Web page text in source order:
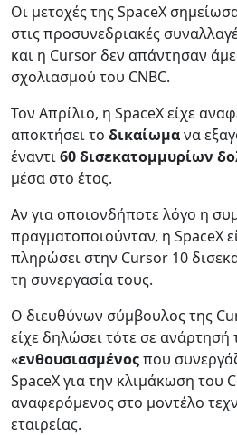
Οι μετοχές της SpaceX
στις προσυνεδριακές
και η Cursor δεν απάντησαν
σχολιασμού του CNBC.
Τον Απρίλιο, η SpaceX είχε
αποκτήσει το δικαίωμανα
έναντι60 δισεκατομμυρίων
μέσα στο έτος.
Αν για οποιονδήποτε λόγο η
πραγματοποιούνταν, η SpaceX
πληρώσει στην Cursor 10
τη συνεργασία τους.
Ο διευθύνων σύμβουλος της
είχε δηλώσει τότε σε ανάρτησή
«ενθουσιασμένοςπου
SpaceX για την κλιμάκωση του
αναφερόμενος στο μοντέλο
εταιρείας.